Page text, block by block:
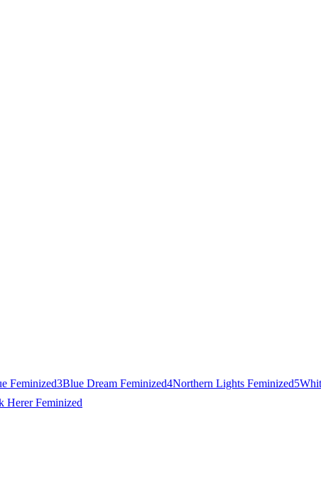
Feminized3Blue Dream Feminized4Northern Lights Feminized5
Herer Feminized